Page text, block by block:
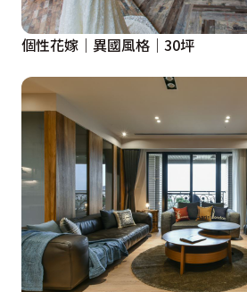
個性花嫁｜異國風格｜30坪